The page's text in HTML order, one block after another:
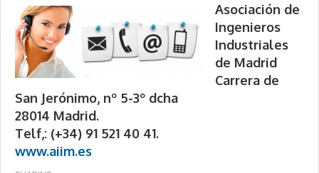
Asociación de
Ingenieros
Industriales
de Madrid
Carrera de
San Jerónimo, nº 5-3º dcha
28014 Madrid.
Telf,: (+34) 91 521 40 41.
www.aiim.es